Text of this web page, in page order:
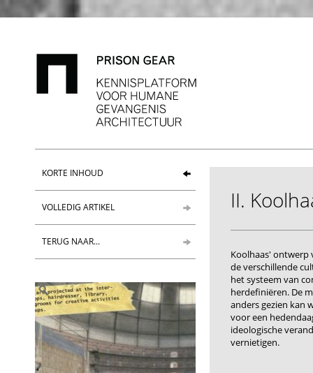
KORTE INHOUD
VOLLEDIG ARTIKEL
TERUG NAAR...
II.
Koolhaas' ontwerp
de verschillende
het systeem van
herdefiniëren. De
anders gezien kan
voor een
ideologische
vernietigen.